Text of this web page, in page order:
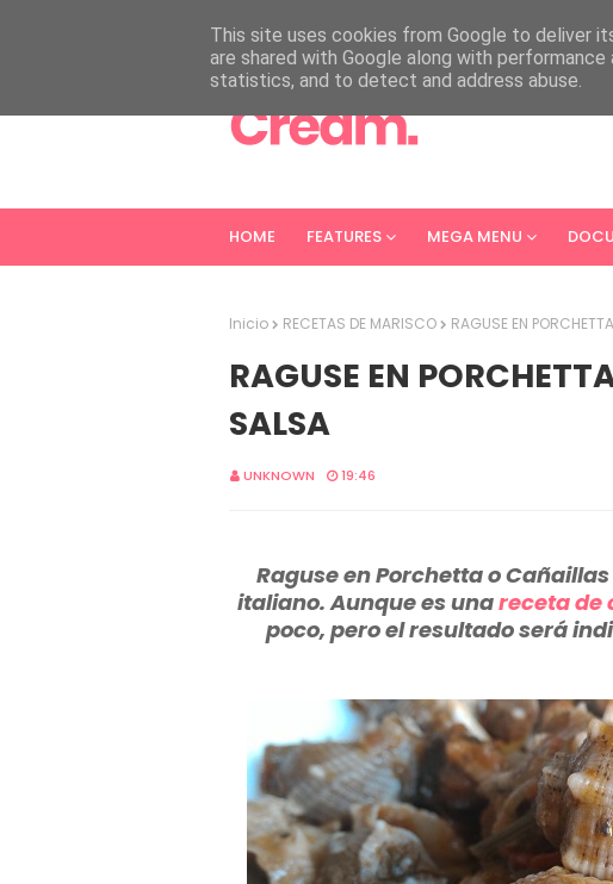
HOME FEATURES MEGA MENU
Inicio RECETAS DE MARISCO RAGUSE EN
RAGUSE EN
SALSA
UNKNOWN 19:46
Raguse en Porchetta o
italiano. Aunque es unareceta de
poco, pero el resultado será
This site uses cookies from Google to deliver
are shared with Google along with
statistics, and to detect and address abuse.